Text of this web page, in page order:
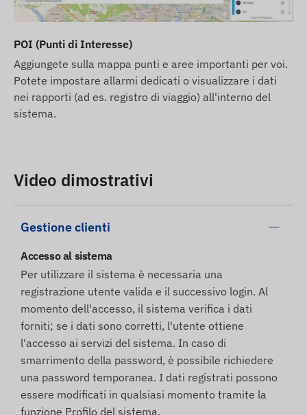
POI (Punti di Interesse)
Aggiungete sulla mappa punti e aree importanti per voi.
Potete impostare allarmi dedicati o visualizzare i dati
nei rapporti (ad es. registro di viaggio) all'interno del
sistema.
Video dimostrativi
Gestione clienti
Accesso al sistema
Per utilizzare il sistema è necessaria una
registrazione utente valida e il successivo login. Al
momento dell'accesso, il sistema verifica i dati
forniti; se i dati sono corretti, l'utente ottiene
l'accesso ai servizi del sistema. In caso di
smarrimento della password, è possibile richiedere
una password temporanea. I dati registrati possono
essere modificati in qualsiasi momento tramite la
funzione Profilo del sistema.